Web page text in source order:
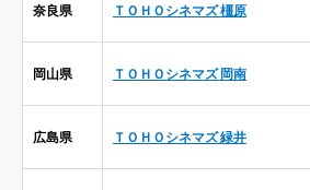
奈良県 ＴＯＨＯシネマズ 橿原
岡山県 ＴＯＨＯシネマズ 岡南
広島県 ＴＯＨＯシネマズ 緑井